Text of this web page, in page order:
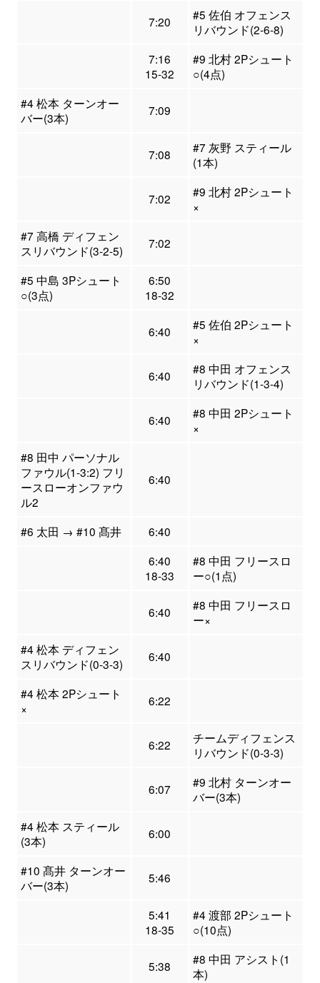
7:20
#5 佐伯 オフェンス
リバウンド(2-6-8)
7:16
15-32
#9 北村 2Pシュート
○(4点)
#4 松本 ターンオー
バー(3本)
7:09
7:08
#7 灰野 スティール
(1本)
7:02
#9 北村 2Pシュート
×
#7 高橋 ディフェン
スリバウンド(3-2-5)
7:02
#5 中島 3Pシュート
○(3点)
6:50
18-32
6:40
#5 佐伯 2Pシュート
×
6:40
#8 中田 オフェンス
リバウンド(1-3-4)
6:40
#8 中田 2Pシュート
×
#8 田中 パーソナル
ファウル(1-3:2) フリ
ースローオンファウ
ル2
6:40
#6 太田 → #10 髙井
6:40
6:40
18-33
#8 中田 フリースロ
ー○(1点)
6:40
#8 中田 フリースロ
ー×
#4 松本 ディフェン
スリバウンド(0-3-3)
6:40
#4 松本 2Pシュート
×
6:22
6:22
チームディフェンス
リバウンド(0-3-3)
6:07
#9 北村 ターンオー
バー(3本)
#4 松本 スティール
(3本)
6:00
#10 髙井 ターンオー
バー(3本)
5:46
5:41
18-35
#4 渡部 2Pシュート
○(10点)
5:38
#8 中田 アシスト(1
本)